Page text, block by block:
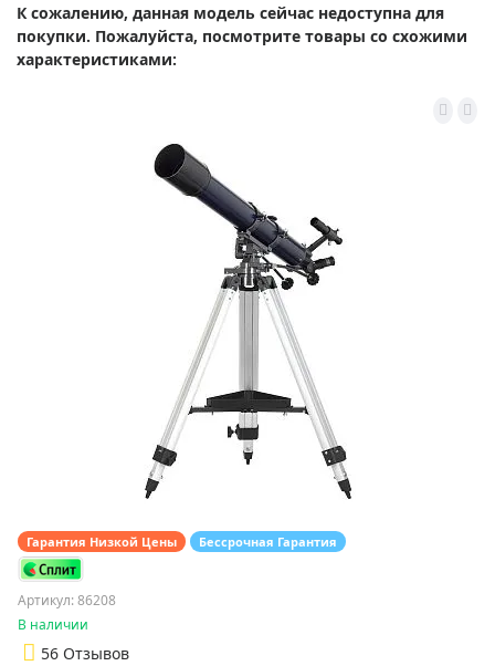
К сожалению, данная модель сейчас недоступна для
покупки. Пожалуйста, посмотрите товары со схожими
характеристиками:
Гарантия Низкой Цены Бессрочная Гарантия
Артикул: 86208
В наличии
56 Отзывов